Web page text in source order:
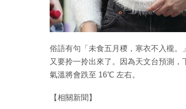
俗語有句「未食五月稯，寒衣不入櫳
又要拎一拎出來了。因為天文台預測
氣溫將會跌至 16℃ 左右。
【相關新聞】